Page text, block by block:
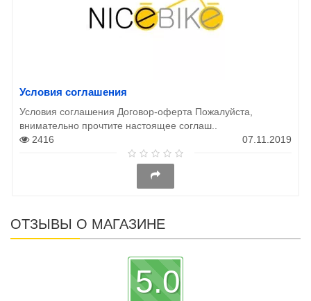
Условия соглашения
Условия соглашения Договор-оферта Пожалуйста,
внимательно прочтите настоящее соглаш..
2416
07.11.2019
ОТЗЫВЫ О МАГАЗИНЕ
5.0